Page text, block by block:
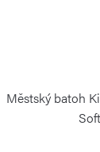
Městský batoh